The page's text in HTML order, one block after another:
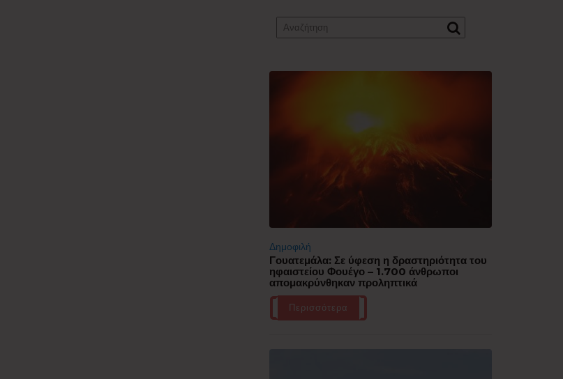
Δημοφιλή
Γουατεμάλα: Σε ύφεση η δραστηριότητα του
ηφαιστείου Φουέγο – 1.700 άνθρωποι
απομακρύνθηκαν προληπτικά
Περισσότερα